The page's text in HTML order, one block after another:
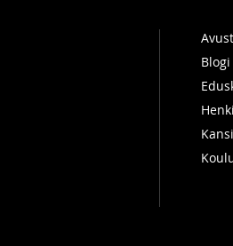
Blogi
Kansi